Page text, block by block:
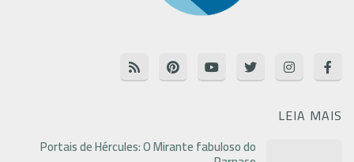
LEIA MAIS
Portais de Hércules: O Mirante fabuloso do